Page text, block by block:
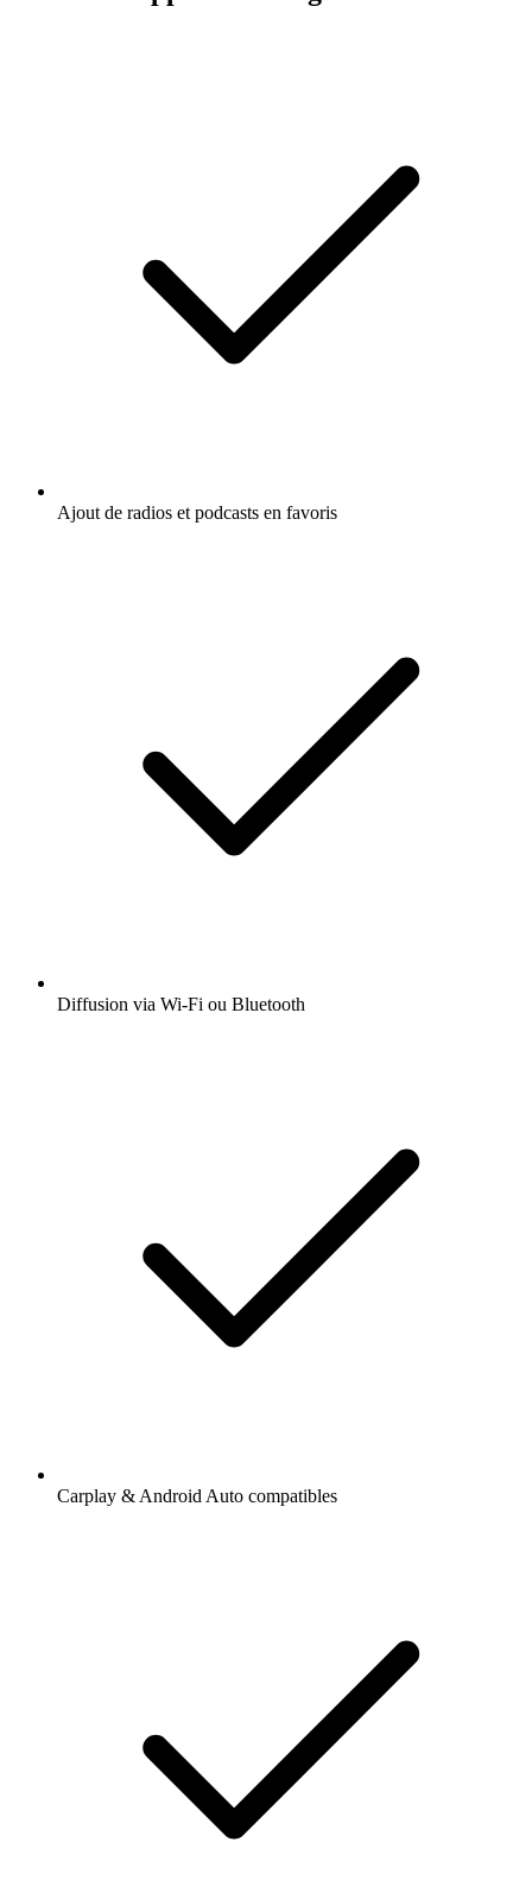
Ajout de radios et podcasts en favoris
Diffusion via Wi-Fi ou Bluetooth
Carplay & Android Auto compatibles